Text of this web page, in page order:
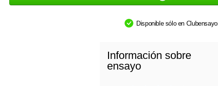
Disponible sólo en
Información sobre
ensayo